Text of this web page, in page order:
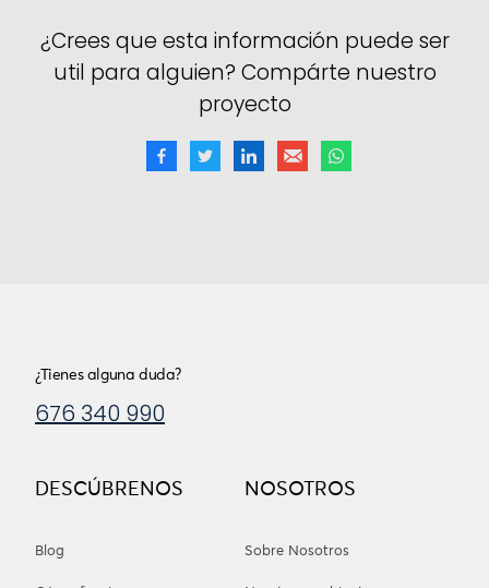
¿Crees que esta información puede ser
util para alguien? Compárte nuestro
proyecto
DESCÚBRENOS
Blog
NOSOTROS
Sobre Nosotros
¿Tienes alguna duda?
676 340 990